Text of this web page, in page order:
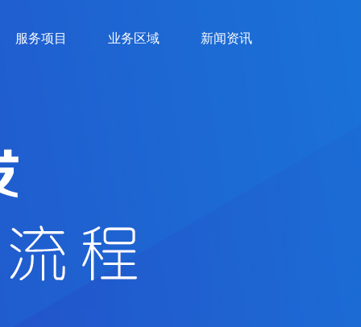
服务项目 业务区域 新闻资讯